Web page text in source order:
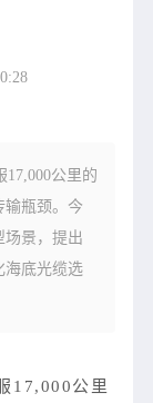
公里的
输瓶颈。今
场景，提出
海底光缆选
17,000公里